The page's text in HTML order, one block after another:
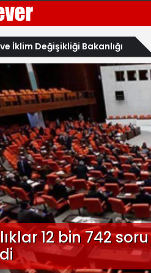
İklim Değişikliği Bakanlığı
12 bin 742